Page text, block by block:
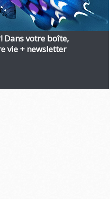
Dans votre boîte,
vie + newsletter